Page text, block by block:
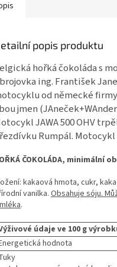
popis produktu
hořká čokoláda s
ing. František
od německé
jmen
JAWA 500 OHV
Rumpál. Motocykl
ČOKOLÁDA, minimální
kakaová hmota, cukr,
vanilka. Obsahuje sóju.
.
údaje ve 100 g
hodnota